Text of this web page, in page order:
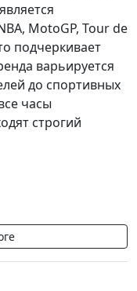
MotoGP, Tour de
подчеркивает
варьируется
до спортивных
часы
строгий